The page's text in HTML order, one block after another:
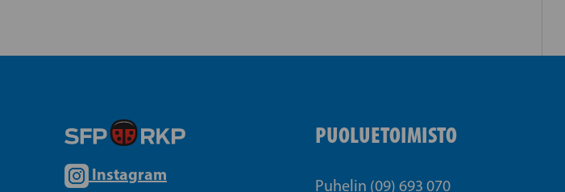
Instagram
PUOLUETOIMISTO
Puhelin (09) 693 070